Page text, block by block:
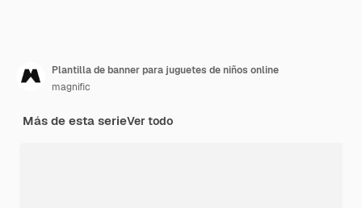
Plantilla de banner para juguetes de niños online
magnific
Más de esta serieVer todo